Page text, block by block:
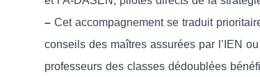
– Cet accompagnement se traduit
conseils des maîtres assurées par l’IEN
professeurs des classes dédoublées